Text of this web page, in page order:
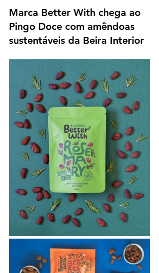
Marca Better With chega ao
Pingo Doce com amêndoas
sustentáveis da Beira Interior